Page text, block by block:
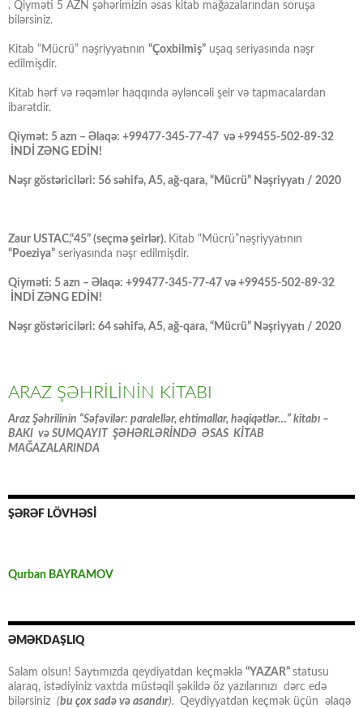
. Qiyməti 5 AZN şəhərimizin əsas kitab mağazalarından soruşa
bilərsiniz.
Kitab “Mücrü” nəşriyyatının “Çoxbilmiş” uşaq seriyasında nəşr
edilmişdir.
Kitab hərf və rəqəmlər haqqında əyləncəli şeir və tapmacalardan
ibarətdir.
Qiymət: 5 azn – Əlaqə: +99477-345-77-47 və +99455-502-89-32
İNDİ ZƏNG EDİN!
Nəşr göstəriciləri: 56 səhifə, A5, ağ-qara, “Mücrü” Nəşriyyatı / 2020
Zaur USTAC,“45” (seçmə şeirlər). Kitab “Mücrü”nəşriyyatının
“Poeziya” seriyasında nəşr edilmişdir.
Qiyməti: 5 azn – Əlaqə: +99477-345-77-47 və +99455-502-89-32
İNDİ ZƏNG EDİN!
Nəşr göstəriciləri: 64 səhifə, A5, ağ-qara, “Mücrü” Nəşriyyatı / 2020
ARAZ ŞƏHRİLİNİN KİTABI
Araz Şəhrilinin “Səfəvilər: paralellər, ehtimallar, həqiqətlər…” kitabı –
BAKI və SUMQAYIT ŞƏHƏRLƏRİNDƏ ƏSAS KİTAB
MAĞAZALARINDA
ŞƏRƏF LÖVHƏSİ
Qurban BAYRAMOV
ƏMƏKDAŞLIQ
Salam olsun! Saytımızda qeydiyatdan keçməklə “YAZAR” statusu
alaraq, istədiyiniz vaxtda müstəqil şəkildə öz yazılarınızı dərc edə
bilərsiniz (bu çox sadə və asandır). Qeydiyyatdan keçmək üçün əlaqə